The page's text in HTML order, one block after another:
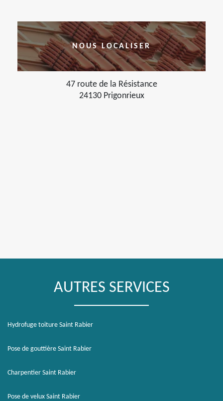
NOUS LOCALISER
47 route de la Résistance
24130 Prigonrieux
AUTRES SERVICES
Hydrofuge toiture Saint Rabier
Pose de gouttière Saint Rabier
Charpentier Saint Rabier
Pose de velux Saint Rabier